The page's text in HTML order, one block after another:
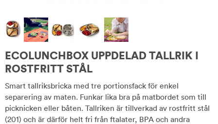
ECOLUNCHBOX UPPDELAD TALLRIK I
ROSTFRITT STÅL
Smart tallriksbricka med tre portionsfack för enkel
separering av maten. Funkar lika bra på matbordet som till
picknicken eller båten. Tallriken är tillverkad av rostfritt stål
(201) och är därför helt fri från ftalater, BPA och andra